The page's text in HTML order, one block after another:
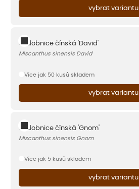
vybrat variantu
Ozdobnice čínská 'David'
Miscanthus sinensis David
Více jak 50 kusů skladem
vybrat variantu
Ozdobnice čínská 'Gnom'
Miscanthus sinensis Gnom
Více jak 5 kusů skladem
vybrat variantu